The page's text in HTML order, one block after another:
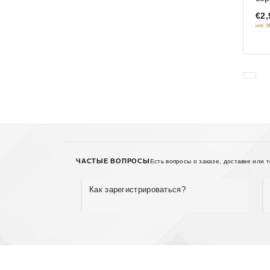
of
5
inkl.
ЧАСТЫЕ ВОПРОСЫЕсть вопросы о заказе, доставке или
Как зарегистрироваться?